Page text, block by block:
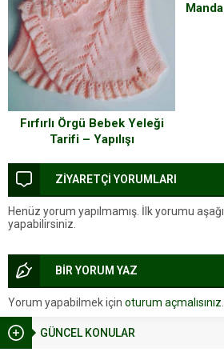
GÜNCEL KONULAR
Fırfırlı Örgü Bebek Yeleği
Tarifi – Yapılışı
ZİYARETÇİ YORUMLARI
Henüz yorum yapılmamış. İlk yorumu
yapabilirsiniz.
BİR YORUM YAZ
Yorum yapabilmek için oturum açmalısınız